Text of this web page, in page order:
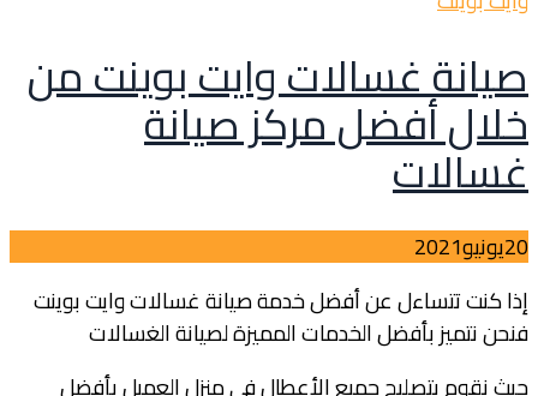
صيانة غسالات وايت بوينت من
خلال أفضل مركز صيانة
غسالات
20يونيو2021
إذا كنت تتساءل عن أفضل خدمة صيانة غسالات وايت بوينت
فنحن نتميز بأفضل الخدمات المميزة لصيانة الغسالات
حيث نقوم بتصليح جميع الأعطال في منزل العميل بأفضل